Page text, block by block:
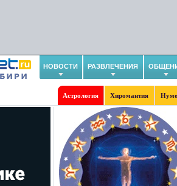
НОВОСТИ РАЗВЛЕЧЕНИЯ
Астрология Хиромантия